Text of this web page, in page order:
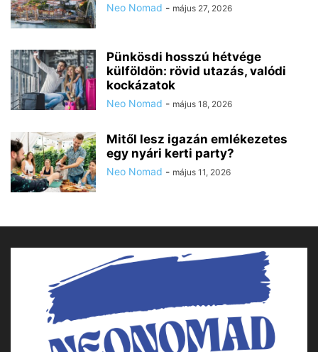
Neo Nomad - május 27, 2026
Pünkösdi hosszú hétvége
külföldön: rövid utazás, valódi
kockázatok
Neo Nomad - május 18, 2026
Mitől lesz igazán emlékezetes
egy nyári kerti party?
Neo Nomad - május 11, 2026